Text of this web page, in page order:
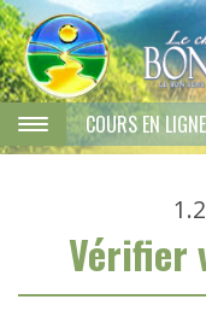
COURS EN LIGNE
1.2
Vérifier